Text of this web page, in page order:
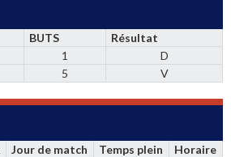
BUTS
Résultat
1
D
5 V
Jour de match Temps plein
Horaire